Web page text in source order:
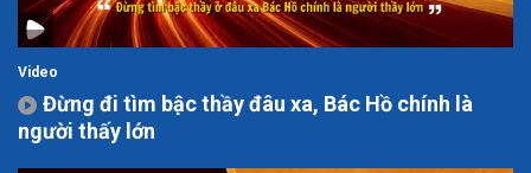
Video
Đừng đi tìm bậc thầy đâu xa, Bác Hồ chính là
người thấy lớn